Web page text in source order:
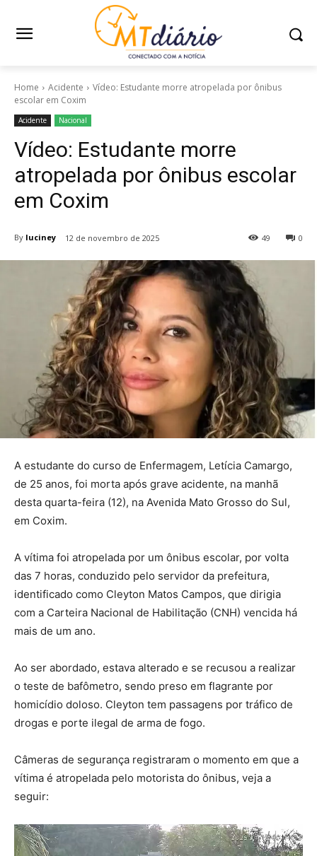
Home Acidente
Vídeo: Estudante morre atropelada por ônibus
escolar em Coxim
Acidente Nacional
Vídeo: Estudante morre
atropelada por ônibus escolar
em Coxim
By luciney 12 de novembro de 2025 0
49
A estudante do curso de Enfermagem, Letícia Camargo,
de 25 anos, foi morta após grave acidente, na manhã
desta quarta-feira (12), na Avenida Mato Grosso do Sul,
em Coxim.
A vítima foi atropelada por um ônibus escolar, por volta
das 7 horas, conduzido pelo servidor da prefeitura,
identificado como Cleyton Matos Campos, que dirigia
com a Carteira Nacional de Habilitação (CNH) vencida há
mais de um ano.
Ao ser abordado, estava alterado e se recusou a realizar
o teste de bafômetro, sendo preso em flagrante por
homicídio doloso. Cleyton tem passagens por tráfico de
drogas e porte ilegal de arma de fogo.
Câmeras de segurança registraram o momento em que a
vítima é atropelada pelo motorista do ônibus, veja a
seguir: